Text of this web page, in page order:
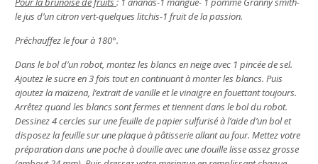
le jus d’un citron vert-quelques litchis-1 fruit de la passion.
Préchauffez le four à 180°.
Dans le bol d’un robot, montez les blancs en neige avec 1 pincée de sel.
Ajoutez le sucre en 3 fois tout en continuant à monter les blancs. Puis
ajoutez la maïzena, l’extrait de vanille et le vinaigre en fouettant toujours.
Arrêtez quand les blancs sont fermes et tiennent dans le bol du robot.
Dessinez 4 cercles sur une feuille de papier sulfurisé à l’aide d’un bol et
disposez la feuille sur une plaque à pâtisserie allant au four. Mettez votre
préparation dans une poche à douille avec une douille lisse assez grosse